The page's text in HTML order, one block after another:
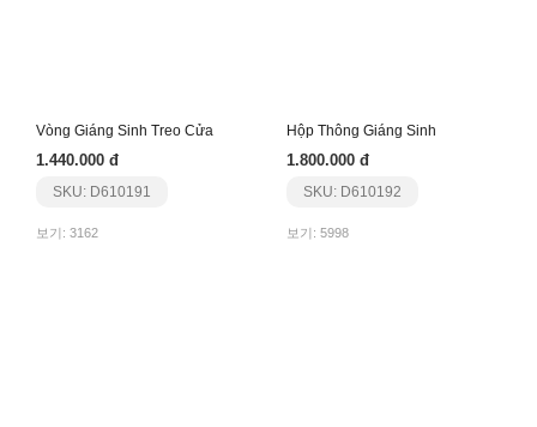
Vòng Giáng Sinh Treo Cửa
1.440.000 đ
SKU: D610191
보기: 3162
Hộp Thông Giáng Sinh
1.800.000 đ
SKU: D610192
보기: 5998